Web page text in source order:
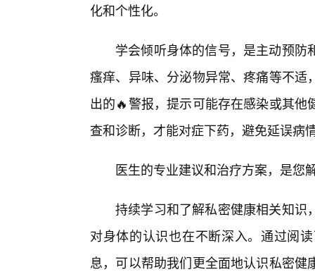
化和个性化。
学会倾听身体的信号，是主动预
瘙痒、异味、分泌物异常、疼痛等不
出的🔥警报，提示可能存在感染或其
查和诊断，才能对症下药，避免延误病
医生的专业建议和治疗方案，是您
持续学习和了解私密健康相关知识
对身体的认识也在不断深入。通过阅
息，可以帮助我们更全面地认识私密